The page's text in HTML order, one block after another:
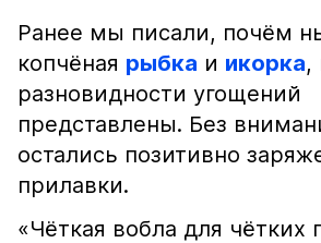
Ранее мы писали, почём
копчёная рыбка и икорка,
разновидности угощений
представлены. Без
остались позитивно
прилавки.
«Чёткая вобла для